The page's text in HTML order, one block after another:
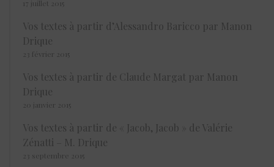
17 juillet 2015
Vos textes à partir d’Alessandro Baricco par Manon
Drique
23 février 2015
Vos textes à partir de Claude Margat par Manon
Drique
20 janvier 2015
Vos textes à partir de « Jacob, Jacob » de Valérie
Zénatti – M. Drique
23 septembre 2015